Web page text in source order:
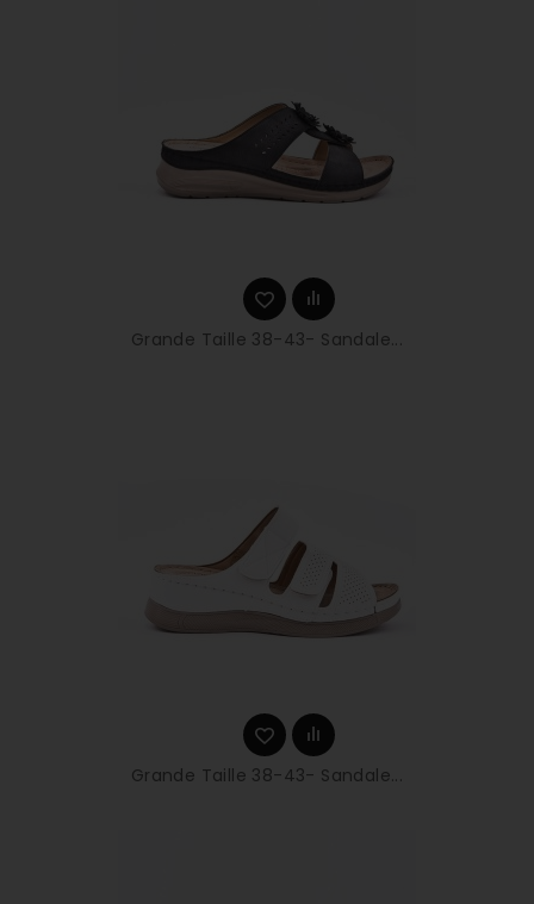
Grande Taille 38-43- Sandale...
Grande Taille 38-43- Sandale...